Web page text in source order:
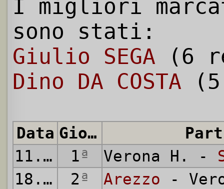
I migliori
sono stati:
Giulio SEGA (6
Dino DA COSTA
Data Giornata
11.09.
1966
1ª Verona H. -
18.09.
1966
2ª Arezzo -